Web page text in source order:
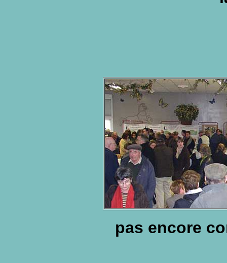
pas encore